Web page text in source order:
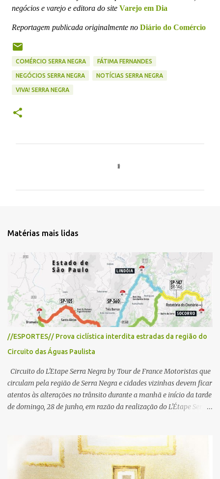
negócios e varejo e editora do site Varejo em Dia
Reportagem publicada originalmente no Diário do Comércio
COMÉRCIO SERRA NEGRA FÁTIMA FERNANDES
NEGÓCIOS SERRA NEGRA NOTÍCIAS SERRA NEGRA
VIVA! SERRA NEGRA
t
i
s
Matérias mais lidas
//ESPORTES// Prova ciclística interdita estradas da região do
Circuito das Águas Paulista
Circuito do L'Etape Serra Negra by Tour de France Motoristas que
circulam pela região de Serra Negra e cidades vizinhas devem ficar
atentos às alterações no trânsito durante a manhã e início da tarde
de domingo, 28 de junho, em razão da realização do L'Étape Serra
reunirá atletas de diferentes regiões do país e terá percursos
passando pelos municípios de Serra Negra, Amparo, Monte Alegre
do Sul, Lindoia e Socorro. Para garantir a segurança dos